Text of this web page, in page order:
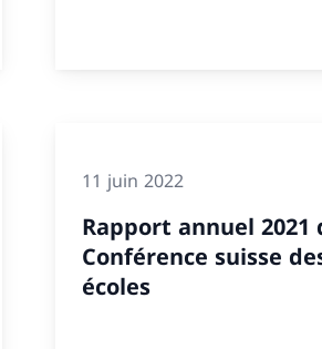
d'informations sur «Rapport
11 juin 2022
Rapport annuel 2021
Conférence suisse
écoles